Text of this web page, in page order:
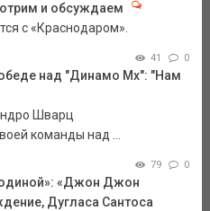
и обсуждаем
с «Краснодаром».
41 0
над "Динамо Мх": "Нам
Шварц
команды над ...
79 0
«Джон Джон
Дугласа Сантоса